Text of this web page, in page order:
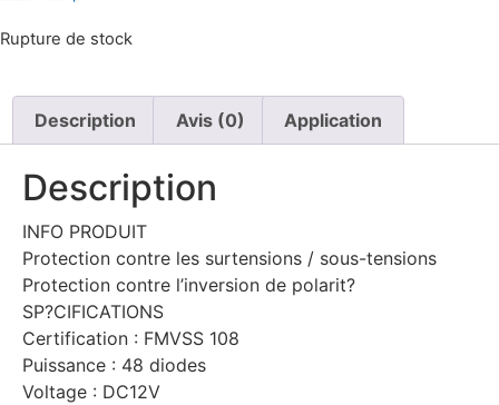
Rupture de stock
Description Avis (0) Application
Description
INFO PRODUIT
Protection contre les surtensions / sous-tensions
Protection contre l’inversion de polarit?
SP?CIFICATIONS
Certification : FMVSS 108
Puissance : 48 diodes
Voltage : DC12V